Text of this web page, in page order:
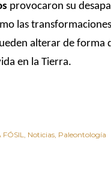
provocaron su
las transformaciones
alterar de forma
en la Tierra.
FÓSIL Noticias Paleontología